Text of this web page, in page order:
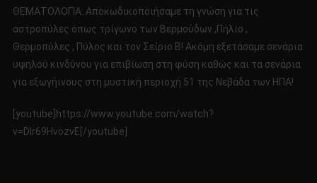
ΘΕΜΑΤΟΛΟΓΙΑ: Αποκωδικοποιήσαμε τη γνώση για τις
αστροπύλες όπως τρίγωνο των Βερμούδων ,Πήλιο ,
Θερμοπύλες , Πύλος και τον Σείριο Β! Ακόμη εξετάσαμε σενάρια
υψηλού κινδύνου για επιβίωση στη φύση καθώς και τα σενάρια
για εξωγήινους στη μυστική περιοχή 51 της Νεβάδα των ΗΠΑ!
[youtube]https://www.youtube.com/watch?
v=DIr69HvozvE[/youtube]